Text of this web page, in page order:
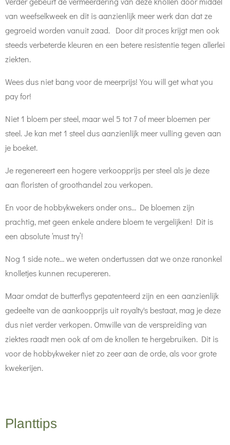
van weefselkweek en dit is aanzienlijk meer werk dan dat ze
gegroeid worden vanuit zaad. Door dit proces krijgt men ook
steeds verbeterde kleuren en een betere resistentie tegen allerlei
ziekten.
Wees dus niet bang voor de meerprijs! You will get what you
pay for!
Niet 1 bloem per steel, maar wel 5 tot 7 of meer bloemen per
steel. Je kan met 1 steel dus aanzienlijk meer vulling geven aan
je boeket.
Je regenereert een hogere verkoopprijs per steel als je deze
aan floristen of groothandel zou verkopen.
En voor de hobbykwekers onder ons… De bloemen zijn
prachtig, met geen enkele andere bloem te vergelijken! Dit is
een absolute ‘must try’!
Nog 1 side note… we weten ondertussen dat we onze ranonkel
knolletjes kunnen recupereren.
Maar omdat de butterflys gepatenteerd zijn en een aanzienlijk
gedeelte van de aankoopprijs uit royalty's bestaat, mag je deze
dus niet verder verkopen. Omwille van de verspreiding van
ziektes raadt men ook af om de knollen te hergebruiken. Dit is
voor de hobbykweker niet zo zeer aan de orde, als voor grote
kwekerijen.
Planttips